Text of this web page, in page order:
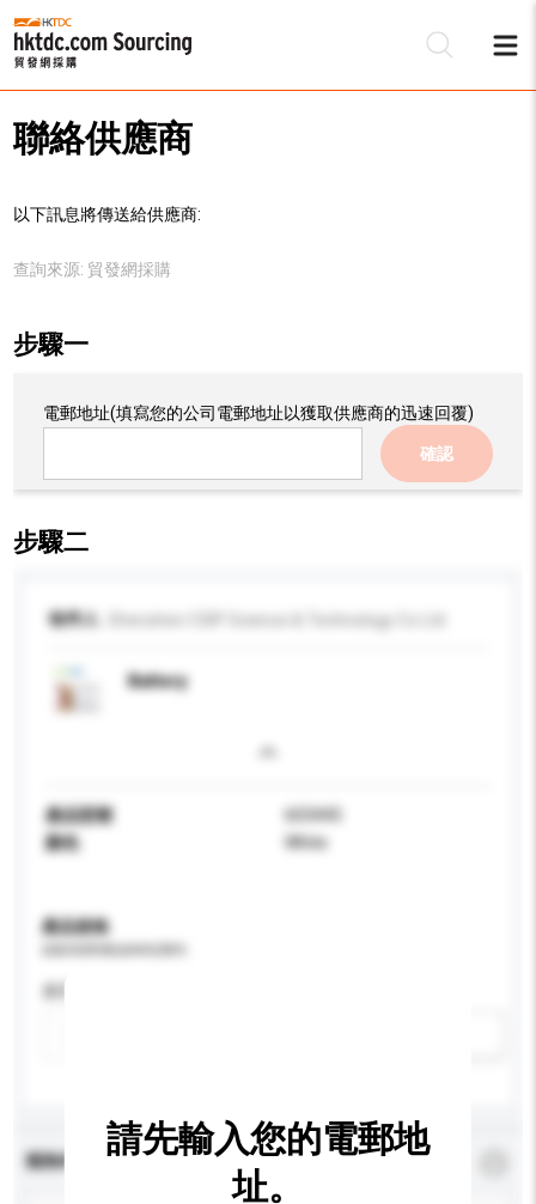
聯絡供應商
以下訊息將傳送給供應商:
查詢來源: 貿發網採購
步驟一
電郵地址(填寫您的公司電郵地址以獲取供應商的迅速回覆)
確認
步驟二
收件人
Battery
產品型號
603445
顏色
White
產品規格
查詢內容 * 必須填寫
請先輸入您的電郵地
址。